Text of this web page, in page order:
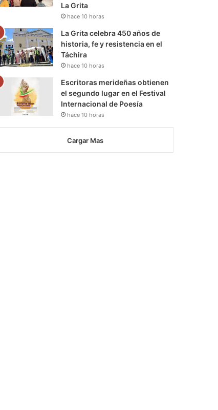
La Grita
hace 10 horas
La Grita celebra 450 años de
historia, fe y resistencia en el
Táchira
hace 10 horas
Escritoras merideñas obtienen
el segundo lugar en el Festival
Internacional de Poesía
hace 10 horas
Cargar Mas